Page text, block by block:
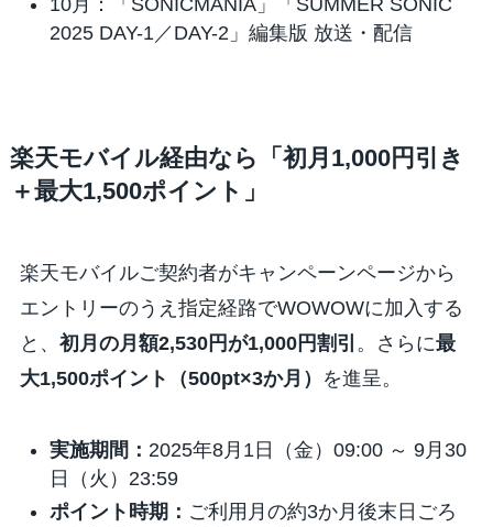
2025 DAY-1／DAY-2」編集版 放送・配信
楽天モバイル経由なら「初月1,000円引き
＋最大1,500ポイント」
楽天モバイルご契約者がキャンペーンページから
エントリーのうえ指定経路でWOWOWに加入する
と、 初月の月額2,530円が1,000円割引 。さらに最
大1,500ポイント（500pt×3か月）
を進呈。
実施期間： 2025年8月1日（金）09:00 ～ 9月30
日（火）23:59
ポイント時期： ご利用月の約3か月後末日ごろ